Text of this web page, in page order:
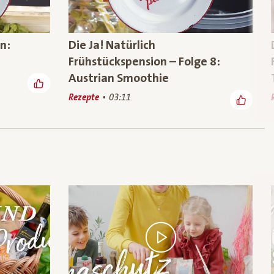
Die Ja! Natürlich
Frühstückspension – Folge 8:
Austrian Smoothie
Rezepte 03:11